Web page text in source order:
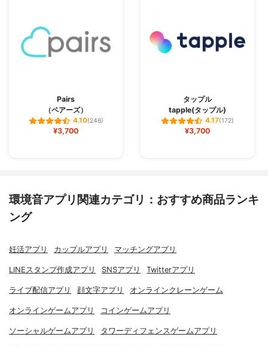
Pairs
（ペアーズ）
4.10(246)
¥3,700
タップル
tapple(タップル)
4.17(172)
¥3,700
環境音アプリ関連カテゴリ：おすすめ商品ランキ
ング
妊活アプリ カップルアプリ マッチングアプリ
LINEスタンプ作成アプリ SNSアプリ Twitterアプリ
ライブ配信アプリ 顔文字アプリ オンラインクレーンゲーム
オンラインゲームアプリ コインゲームアプリ
ソーシャルゲームアプリ タワーディフェンスゲームアプリ